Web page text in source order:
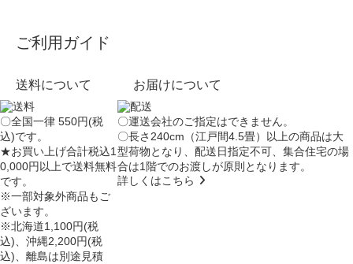
ご利用ガイド
送料について
〇全国一律 550円(税
込)です。
★お買い上げ合計税込1
0,000円以上で送料無料
です。
※一部対象外商品もご
ざいます。
※北海道1,100円(税
込)、沖縄2,200円(税
込)、離島は別途見積
お届けについて
〇運送会社のご指定はできません。
〇長さ240cm（江戸間4.5畳）以上の商品は大
型荷物となり、配送日指定不可、集合住宅の場
合は1階でのお渡しが原則となります。
詳しくはこちら